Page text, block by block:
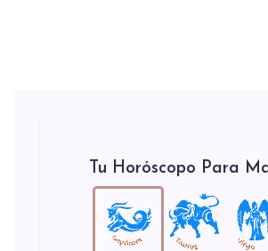
Tu Horóscopo Para